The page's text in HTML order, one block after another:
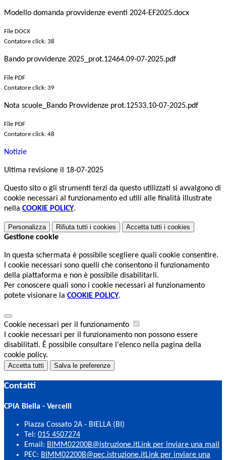
Modello domanda provvidenze eventi 2024-EF2025.docx
File DOCX
Contatore click: 38
Bando provvidenze 2025_prot.12464.09-07-2025.pdf
File PDF
Contatore click: 39
Nota scuole_Bando Provvidenze prot.12533.10-07-2025.pdf
File PDF
Contatore click: 48
Notizie
Ultima revisione il 18-07-2025
Questo sito o gli strumenti terzi da questo utilizzati si avvalgono di
cookie necessari al funzionamento ed utili alle finalità illustrate
nella COOKIE POLICY.
Personalizza Rifiuta tutti i cookies Accetta tutti i cookies
Gestione cookie
In questa schermata è possibile scegliere quali cookie consentire.
I cookie necessari sono quelli che consentono il funzionamento
della piattaforma e non è possibile disabilitarli.
Per conoscere quali sono i cookie necessari al funzionamento
potete visionare la COOKIE POLICY.
Cookie necessari per il funzionamento
I cookie necessari per il funzionamento non possono essere
disabilitati. È possibile consultare l'elenco nella pagina della
cookie policy.
Accetta tutti Salva le preferenze
Contatti
CPIA Biella - Vercelli
Piazza Cossato 2A - BIELLA (BI)
Tel: 015 4507274
Email: BIMM02200B@istruzione.itLink per inviare una mail
PEC: BIMM02200B@pec.istruzione.itLink per inviare una